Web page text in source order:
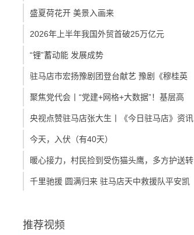
盛夏荷花开 美景入画来
2026年上半年我国外贸首破25万亿元
“锂”蓄动能 发展成势
驻马店市宏扬豫剧团登台献艺 豫剧《穆桂英
聚焦党代会丨“党建+网格+大数据”！基层高
央视点赞驻马店张大生丨《今日驻马店》资讯
今天，入伏（有40天）
暖心接力，村民捡到受伤猫头鹰，多方护送转
千里驰援 圆满归来 驻马店天中救援队平安凯
推荐视频